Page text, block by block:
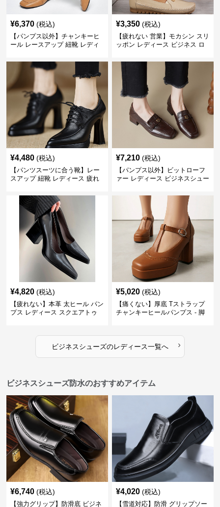
¥6,370 (税込)
【パンプス以外】チャンキーヒ
ール レースアップ 紐靴 レディ
ーツ スクエアトゥ 歩きやすい
¥3,350 (税込)
【疲れない 営業】モカシン スリ
ッポン レディース ビジネス ロ
ジュアル パンプス以外
¥4,480 (税込)
【パンツスーツに合う靴】レー
スアップ 紐靴 レディース 疲れ
ビジネスシューズ
¥7,210 (税込)
【パンプス以外】ビットローフ
ァー レディース ビジネスシュー
トゥ 疲れない スーツ
¥4,820 (税込)
【疲れない】本革 太ヒール パン
プス レディース スクエアトゥ
¥5,020 (税込)
【痛くない】厚底 Tストラップ
チャンキーヒールパンプス - 脚
ビジネスシューズのレディース一覧へ ›
ビジネスシューズ防水のおすすめアイテム
¥6,740 (税込)
【強力グリップ】防滑底 ビジネ
¥4,020 (税込)
【雪道対応】防滑 グリップソー